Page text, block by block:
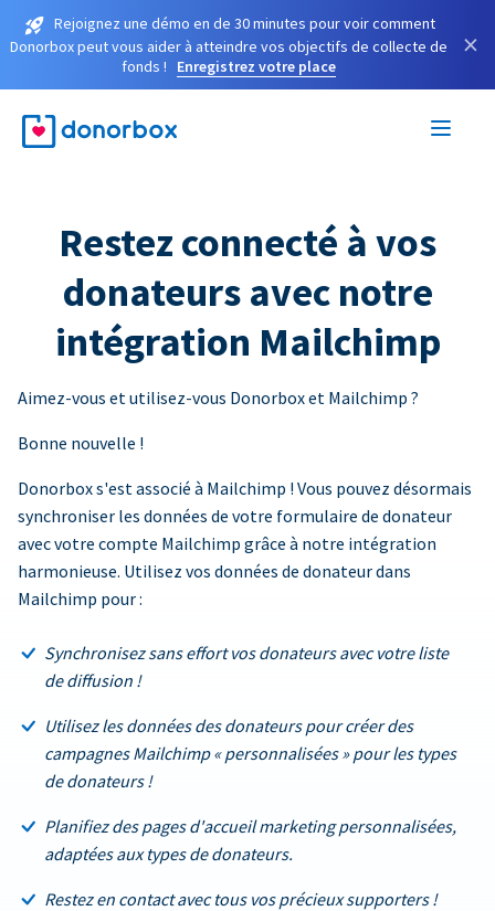
Rejoignez une démo en de 30 minutes pour voir comment
Donorbox peut vous aider à atteindre vos objectifs de collecte de
fonds !
Enregistrez votre place
×
Restez connecté à vos
donateurs avec notre
intégration Mailchimp
Aimez-vous et utilisez-vous Donorbox et Mailchimp ?
Bonne nouvelle !
Donorbox s'est associé à Mailchimp ! Vous pouvez désormais
synchroniser les données de votre formulaire de donateur
avec votre compte Mailchimp grâce à notre intégration
harmonieuse. Utilisez vos données de donateur dans
Mailchimp pour :
Synchronisez sans effort vos donateurs avec votre liste
de diffusion !
Utilisez les données des donateurs pour créer des
campagnes Mailchimp « personnalisées » pour les types
de donateurs !
Planifiez des pages d'accueil marketing personnalisées,
adaptées aux types de donateurs.
Restez en contact avec tous vos précieux supporters !